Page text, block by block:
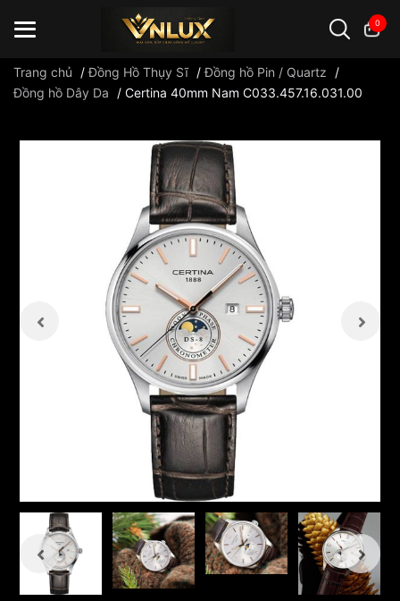
0
Trang chủ /Đồng Hồ Thụy Sĩ /Đồng hồ Pin / Quartz
/
Đồng hồ Dây Da
/ Certina 40mm Nam C033.457.16.031.00